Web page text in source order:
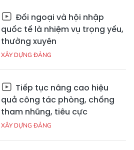
Đối ngoại và hội nhập
quốc tế là nhiệm vụ trọng yếu,
thường xuyên
XÂY DỰNG ĐẢNG
Tiếp tục nâng cao hiệu
quả công tác phòng, chống
tham nhũng, tiêu cực
XÂY DỰNG ĐẢNG